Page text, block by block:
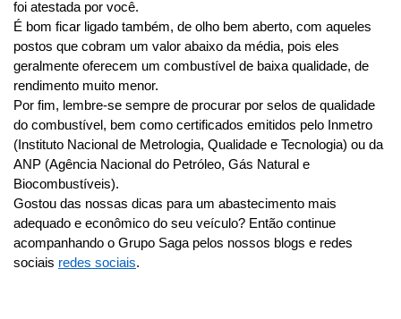
foi atestada por você.
É bom ficar ligado também, de olho bem aberto, com aqueles
postos que cobram um valor abaixo da média, pois eles
geralmente oferecem um combustível de baixa qualidade, de
rendimento muito menor.
Por fim, lembre-se sempre de procurar por selos de qualidade
do combustível, bem como certificados emitidos pelo Inmetro
(Instituto Nacional de Metrologia, Qualidade e Tecnologia) ou da
ANP (Agência Nacional do Petróleo, Gás Natural e
Biocombustíveis).
Gostou das nossas dicas para um abastecimento mais
adequado e econômico do seu veículo? Então continue
acompanhando o Grupo Saga pelos nossos blogs e redes
sociais redes sociais.